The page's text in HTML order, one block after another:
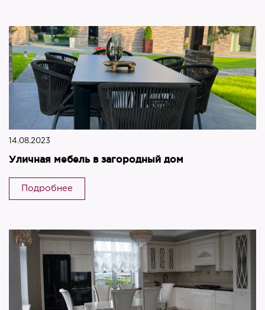
14.08.2023
Уличная мебель в загородный дом
Подробнее